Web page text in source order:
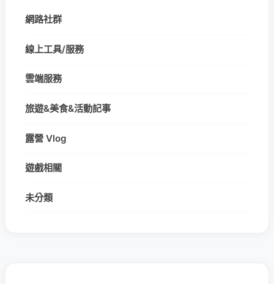
網路社群
線上工具/服務
雲端服務
旅遊&美食&活動記事
露營 Vlog
遊戲相關
未分類